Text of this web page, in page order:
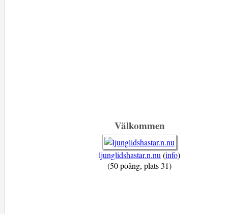
Välkommen
ljunglidshastar.n.nu (info)
(50 poäng, plats 31)